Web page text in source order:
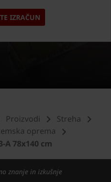
IZRAČUN
Proizvodi
Streha
oprema
A 78x140 cm
znanje in izkušnje